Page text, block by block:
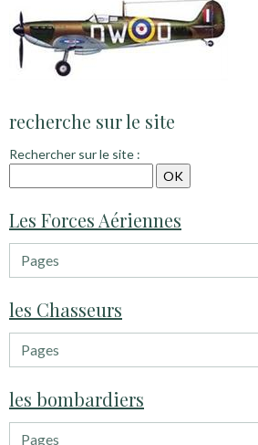
recherche sur le site
Rechercher sur le site :
Les Forces Aériennes
les Chasseurs
les bombardiers